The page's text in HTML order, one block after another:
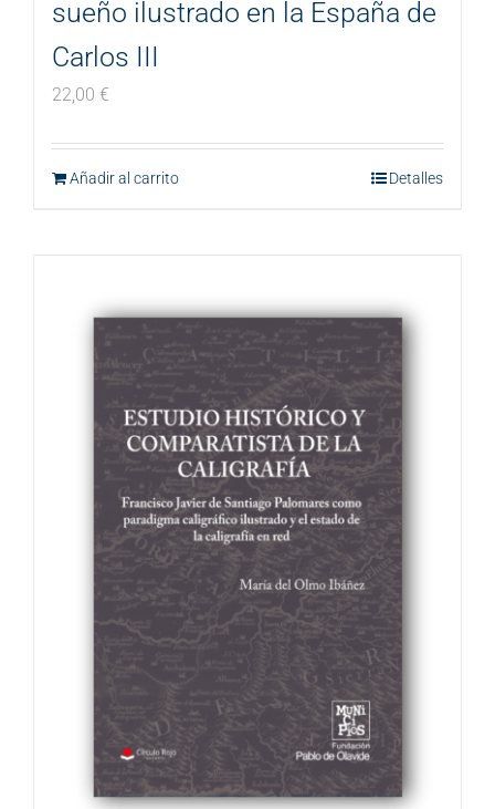
sueño ilustrado en la España de
Carlos III
22,00 €
Añadir al carrito Detalles